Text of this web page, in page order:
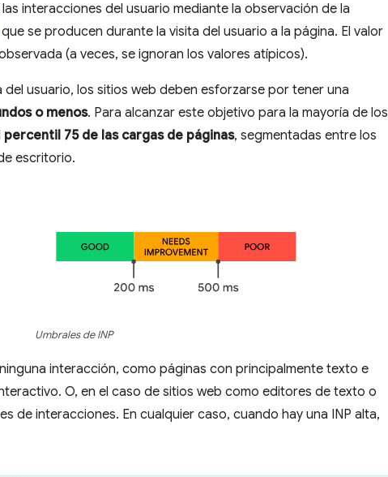
interacciones del usuario mediante la observación de la
que se producen durante la visita del usuario a la página. El valor
(a veces, se ignoran los valores atípicos).
usuario, los sitios web deben esforzarse por tener una
o menos. Para alcanzar este objetivo para la mayoría de los
percentil 75 de las cargas de páginas, segmentadas entre los
escritorio.
Umbrales de INP
interacción, como páginas con principalmente texto e
O, en el caso de sitios web como editores de texto o
de interacciones. En cualquier caso, cuando hay una INP alta,